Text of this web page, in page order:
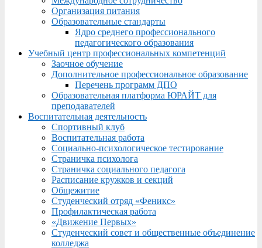
Организация питания
Образовательные стандарты
Ядро среднего профессионального
педагогического образования
Учебный центр профессиональных компетенций
Заочное обучение
Дополнительное профессиональное образование
Перечень программ ДПО
Образовательная платформа ЮРАЙТ для
преподавателей
Воспитательная деятельность
Спортивный клуб
Воспитательная работа
Социально-психологическое тестирование
Страничка психолога
Страничка социального педагога
Расписание кружков и секций
Общежитие
Студенческий отряд «Феникс»
Профилактическая работа
«Движение Первых»
Студенческий совет и общественные объединение
колледжа